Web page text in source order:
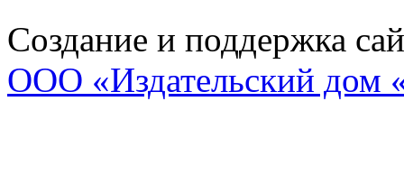
Создание и поддержка
ООО «Издательский дом